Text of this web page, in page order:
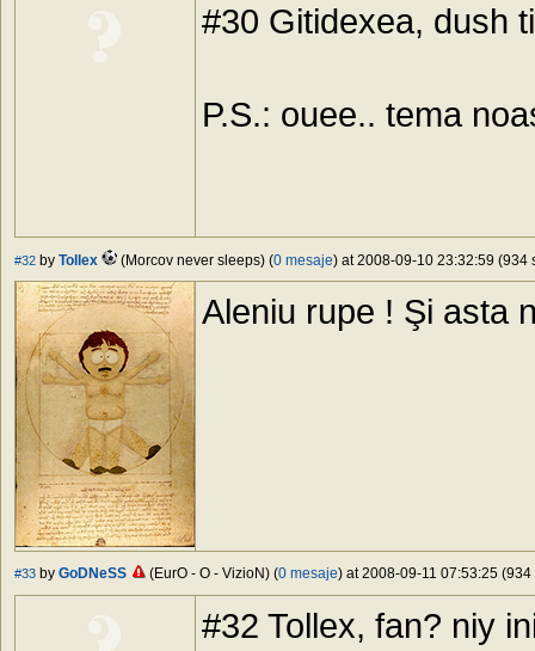
#30 Gitidexea, dush
P.S.: ouee.. tema
#32 by Tollex (Morcov never sleeps) (0 mesaje) at 2008-09-10 23:32:59 (934
Aleniu rupe ! Şi asta
#33 by GoDNeSS (EurO - O - VizioN) (0 mesaje) at 2008-09-11 07:53:25
#32 Tollex, fan? niy